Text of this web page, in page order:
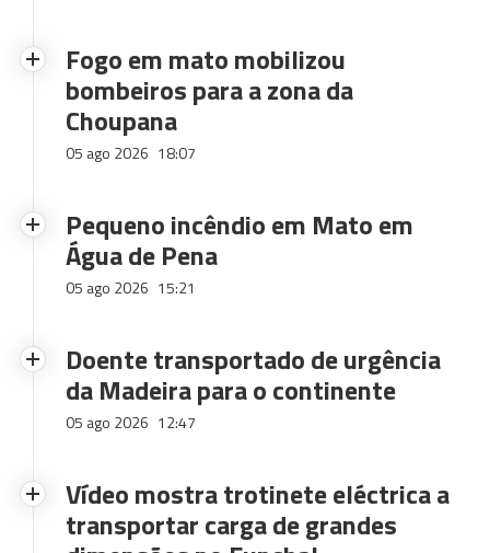
Fogo em mato mobilizou
bombeiros para a zona da
Choupana
05 ago 2026 18:07
Pequeno incêndio em Mato em
Água de Pena
05 ago 2026 15:21
Doente transportado de urgência
da Madeira para o continente
05 ago 2026 12:47
Vídeo mostra trotinete eléctrica a
transportar carga de grandes